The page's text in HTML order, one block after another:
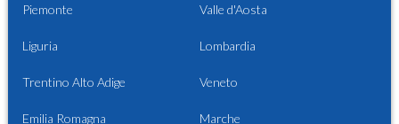
Piemonte Valle d'Aosta
Liguria Lombardia
Trentino Alto Adige Veneto
Emilia Romagna Marche